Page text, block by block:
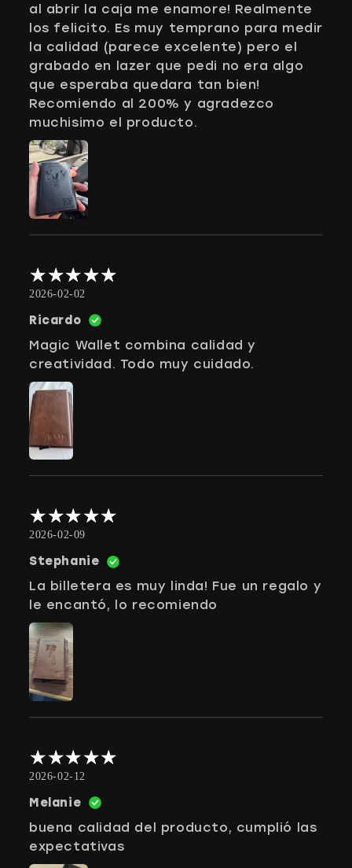
al abrir la caja me enamore! Realmente
los felicito. Es muy temprano para medir
la calidad (parece excelente) pero el
grabado en lazer que pedi no era algo
que esperaba quedara tan bien!
Recomiendo al 200% y agradezco
muchisimo el producto.
2026-02-02
Ricardo
Magic Wallet combina calidad y
creatividad. Todo muy cuidado.
2026-02-09
Stephanie
La billetera es muy linda! Fue un regalo y
le encantó, lo recomiendo
2026-02-12
Melanie
buena calidad del producto, cumplió las
expectativas